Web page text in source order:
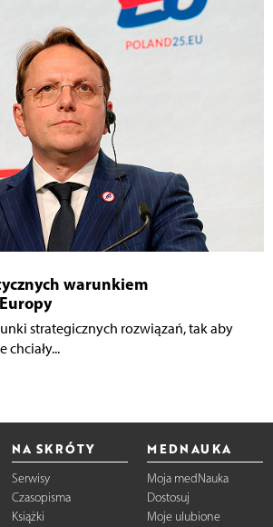
warunkiem
strategicznych rozwiązań, tak aby
chciały...
NA SKRÓTY
Serwisy
Czasopisma
Książki
MEDNAUKA
Moja medNauka
Dostosuj
Moje ulubione